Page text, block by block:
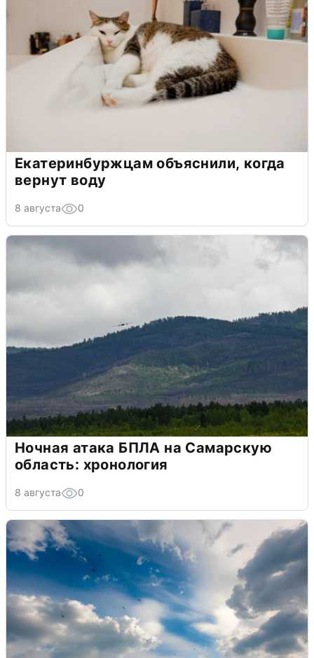
Екатеринбуржцам объяснили, когда
вернут воду
8 августа 0
Ночная атака БПЛА на Самарскую
область: хронология
8 августа 0